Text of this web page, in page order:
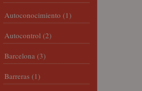
Autoconocimiento (1)
Autocontrol (2)
Barcelona (3)
Barreras (1)